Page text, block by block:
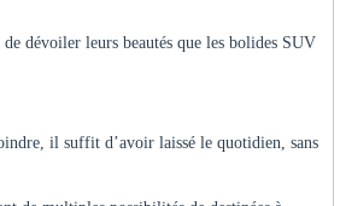
de dévoiler leurs beautés que les bolides SUV
il suffit d’avoir laissé le quotidien, sans